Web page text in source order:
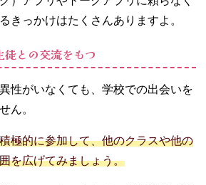
きっかけはたくさんありますよ。
との交流をもつ
性がいなくても、学校での出会いを
ん。
極的に参加して、他のクラスや他の
を広げてみましょう。